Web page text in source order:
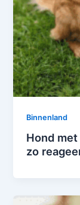
Binnenland
Hond
zo